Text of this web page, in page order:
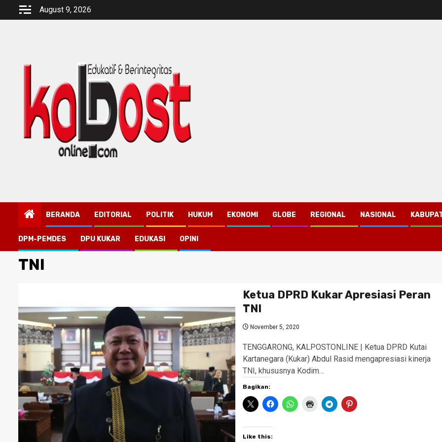
August 9, 2026
BERANDA EDITORIAL POLITIK HUKUM EKONOMI GLOBE REGIONAL NASIONAL
DPM-PEMDES DPU KUKAR EDUKASI OPINI
TNI
Ketua DPRD Kukar Apresiasi Peran
TNI
November 5, 2020
TENGGARONG, KALPOSTONLINE | Ketua DPRD Kutai
Kartanegara (Kukar) Abdul Rasid mengapresiasi kinerja
TNI, khususnya Kodim…
Bagikan:
Like this: